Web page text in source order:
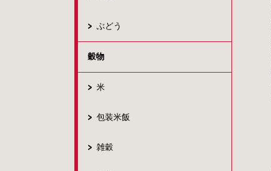
ぶどう
穀物
米
包装米飯
雑穀